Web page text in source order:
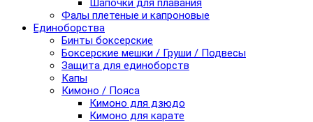
Шапочки для плавания
Фалы плетеные и капроновые
Единоборства
Бинты боксерские
Боксерские мешки / Груши / Подвесы
Защита для единоборств
Капы
Кимоно / Пояса
Кимоно для дзюдо
Кимоно для карате